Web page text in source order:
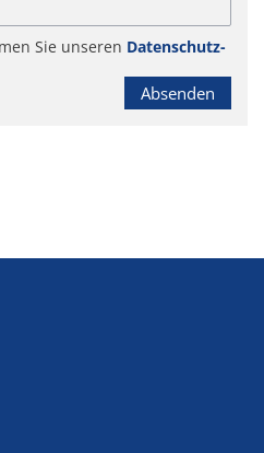
Sie unseren Datenschutz-
Absenden